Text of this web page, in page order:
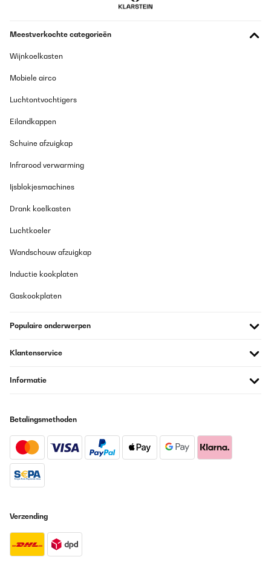
Meestverkochte categorieën
Wijnkoelkasten
Mobiele airco
Luchtontvochtigers
Eilandkappen
Schuine afzuigkap
Infrarood verwarming
Ijsblokjesmachines
Drank koelkasten
Luchtkoeler
Wandschouw afzuigkap
Inductie kookplaten
Gaskookplaten
Populaire onderwerpen
Klantenservice
Informatie
Betalingsmethoden
Verzending